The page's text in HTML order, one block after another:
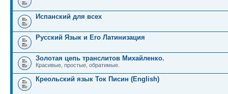
Испанский для всех
Русский Язык и Его Латинизация
Золотая цепь транслитов Михайленко.
Красивые, простые, обратимые.
Креольский язык Ток Писин (English)